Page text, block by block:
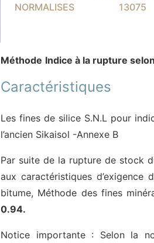
NORMALISES
13075
Méthode Indice à la rupture
Caractéristiques
Les fines de silice S.N.L pour
l’ancien Sikaisol -Annexe B
Par suite de la rupture de stock
aux caractéristiques
bitume, Méthode des fines
0.94.
Notice importante : Selon la